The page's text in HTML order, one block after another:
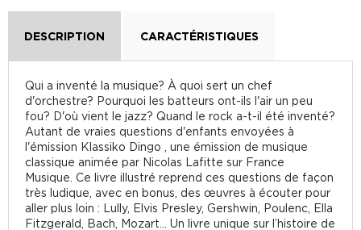
DESCRIPTION CARACTÉRISTIQUES
Qui a inventé la musique? À quoi sert un chef
d'orchestre? Pourquoi les batteurs ont-ils l'air un peu
fou? D'où vient le jazz? Quand le rock a-t-il été inventé?
Autant de vraies questions d'enfants envoyées à
l'émission Klassiko Dingo , une émission de musique
classique animée par Nicolas Lafitte sur France
Musique. Ce livre illustré reprend ces questions de façon
très ludique, avec en bonus, des œuvres à écouter pour
aller plus loin : Lully, Elvis Presley, Gershwin, Poulenc, Ella
Fitzgerald, Bach, Mozart… Un livre unique sur l’histoire de